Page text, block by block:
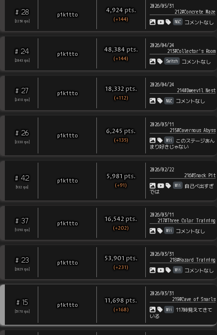
# 28
2250 rps
pikitto 4,924 pts.
(+144)
2026/05/31
212#Concrete Maze
NGC コメントなし
# 24
2843 rps
pikitto 48,384 pts.
(+144)
2026/04/24
213#Collector's Room
Switch コメントなし
# 27
2410 rps
pikitto 18,332 pts.
(+112)
2026/04/24
214#Dweevil Nest
NGC コメントなし
# 26
2330 rps
pikitto 6,245 pts.
(+135)
2026/03/11
215#Cavernous Abyss
Wii
このステージあん
まり好きじゃない
# 42
[932 rps
pikitto 5,981 pts.
(+91)
2026/02/22
216#Snack Pit
Wii
自己べ出すぎ
では
# 37
1090 rps
pikitto 16,542 pts.
(+202)
2026/03/11
217#Three Color Training
Wii コメントなし
# 23
2829 rps
pikitto 53,901 pts.
(+231)
2026/03/31
218#Hazard Training
Wii コメントなし
# 15
5170 rps
pikitto 11,698 pts.
(+168)
2026/03/31
219#Cave of Snarls
Wii
11700見えてきて
いる